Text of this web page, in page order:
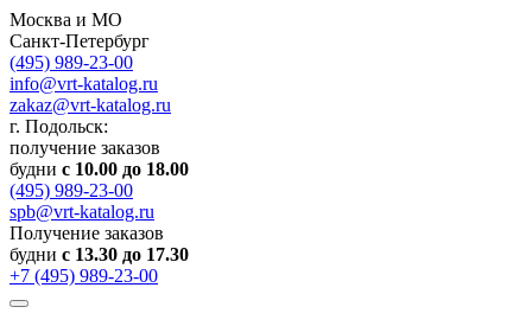
Москва и МО
Санкт-Петербург
(495) 989-23-00
info@vrt-katalog.ru
zakaz@vrt-katalog.ru
г. Подольск:
получение заказов
будни с 10.00 до 18.00
(495) 989-23-00
spb@vrt-katalog.ru
Получение заказов
будни с 13.30 до 17.30
+7 (495) 989-23-00